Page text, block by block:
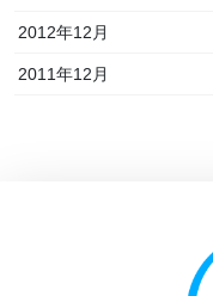
2012年12月
2011年12月